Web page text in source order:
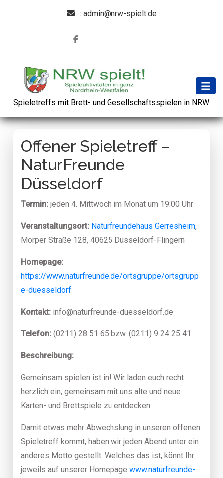
: admin@nrw-spielt.de
Spieletreffs mit Brett- und Gesellschaftsspielen in NRW
Offener Spieletreff –
NaturFreunde
Düsseldorf
Termin: jeden 4. Mittwoch im Monat um 19:00 Uhr
Veranstaltungsort: Naturfreundehaus Gerresheim,
Morper Straße 128, 40625 Düsseldorf-Flingern
Homepage:
https://www.naturfreunde.de/ortsgruppe/ortsgrupp
e-duesseldorf
Kontakt: info@naturfreunde-duesseldorf.de
Telefon: (0211) 28 51 65 bzw. (0211) 9 24 25 41
Beschreibung:
Gemeinsam spielen ist in! Wir laden euch recht
herzlich ein, gemeinsam mit uns alte und neue
Karten- und Brettspiele zu entdecken.
Damit etwas mehr Abwechslung in unseren offenen
Spieletreff kommt, haben wir jeden Abend unter ein
anderes Motto gestellt. Welches das ist, könnt Ihr
jeweils auf unserer Homepage www.naturfreunde-